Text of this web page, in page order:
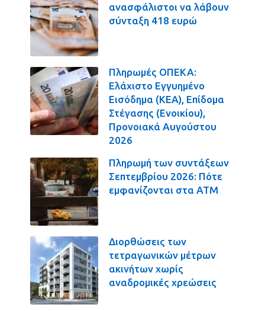
ανασφάλιστοι να λάβουν
σύνταξη 418 ευρώ
Πληρωμές ΟΠΕΚΑ:
Ελάχιστο Εγγυημένο
Εισόδημα (ΚΕΑ), Επίδομα
Στέγασης (Ενοικίου),
Προνοιακά Αυγούστου
2026
Πληρωμή των συντάξεων
Σεπτεμβρίου 2026: Πότε
εμφανίζονται στα ΑΤΜ
Διορθώσεις των
τετραγωνικών μέτρων
ακινήτων χωρίς
αναδρομικές χρεώσεις